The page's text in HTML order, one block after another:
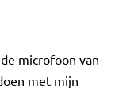
microfoon van
met mijn